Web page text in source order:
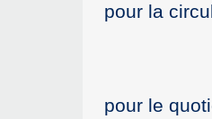
pour la
pour le